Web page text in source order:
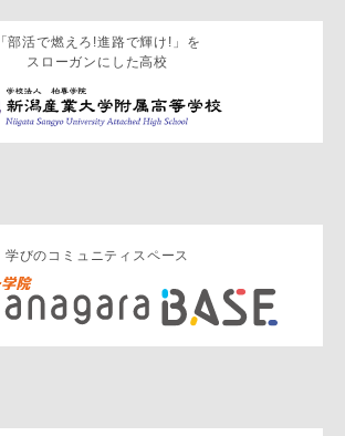
「部活で燃えろ!進路で輝け!」を
スローガンにした高校
学びのコミュニティスペース